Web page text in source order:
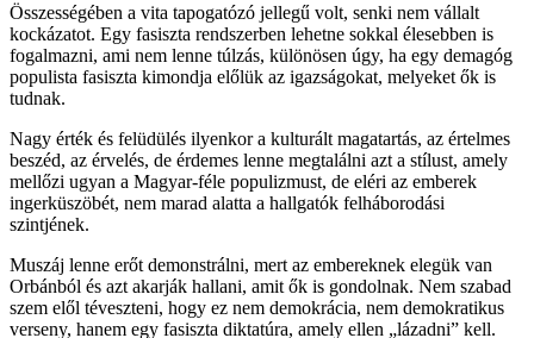
Összességében a vita tapogatózó jellegű volt, senki nem vállalt
kockázatot. Egy fasiszta rendszerben lehetne sokkal élesebben is
fogalmazni, ami nem lenne túlzás, különösen úgy, ha egy demagóg
populista fasiszta kimondja előlük az igazságokat, melyeket ők is
tudnak.
Nagy érték és felüdülés ilyenkor a kulturált magatartás, az értelmes
beszéd, az érvelés, de érdemes lenne megtalálni azt a stílust, amely
mellőzi ugyan a Magyar-féle populizmust, de eléri az emberek
ingerküszöbét, nem marad alatta a hallgatók felháborodási
szintjének.
Muszáj lenne erőt demonstrálni, mert az embereknek elegük van
Orbánból és azt akarják hallani, amit ők is gondolnak. Nem szabad
szem elől téveszteni, hogy ez nem demokrácia, nem demokratikus
verseny, hanem egy fasiszta diktatúra, amely ellen „lázadni” kell.